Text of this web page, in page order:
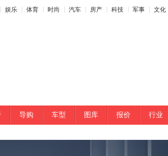
娱乐 体育 时尚 汽车 房产 科技 军事 文化
导购 车型 图库 报价 行业